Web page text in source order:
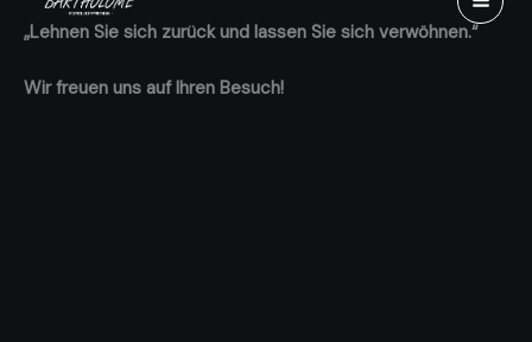
springen
„Lehnen Sie sich zurück und lassen Sie sich verwöhnen.“
Wir freuen uns auf Ihren Besuch!